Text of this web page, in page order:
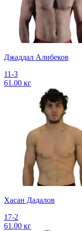
Джаддал Алибеков
11-3
61.00 кг
Хасан Дадалов
17-2
61.00 кг